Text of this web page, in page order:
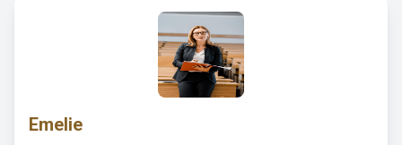
Emelie